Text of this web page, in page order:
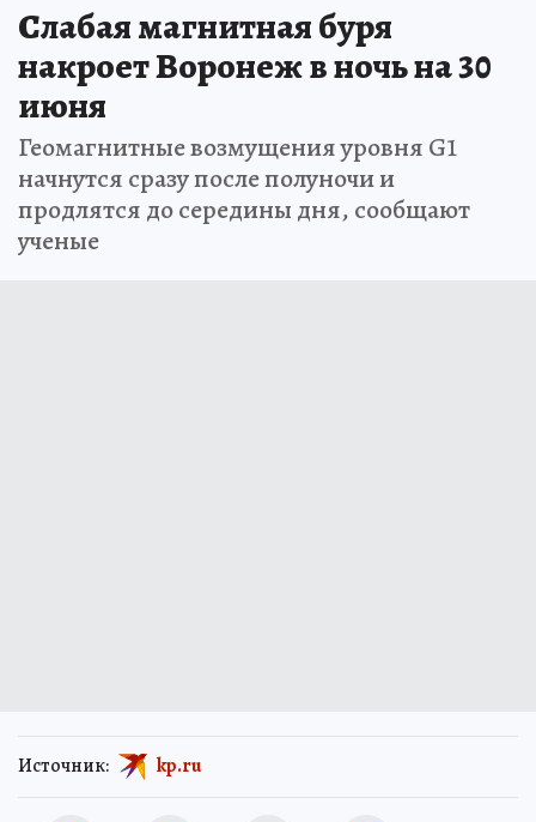
Слабая магнитная буря
накроет Воронеж в ночь на 30
июня
Геомагнитные возмущения уровня G1
начнутся сразу после полуночи и
продлятся до середины дня, сообщают
ученые
Источник: kp.ru